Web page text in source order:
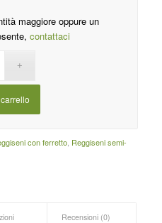
maggiore oppure un
contattaci
con ferretto, Reggiseni semi-
Recensioni (0)